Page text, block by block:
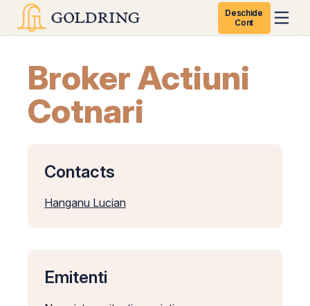
Deschide
Cont
Broker Actiuni
Cotnari
Contacts
Hanganu Lucian
Emitenti